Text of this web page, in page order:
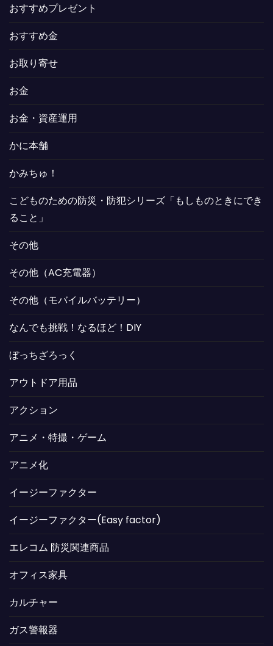
おすすめプレゼント
おすすめ金
お取り寄せ
お金
お金・資産運用
かに本舗
かみちゅ！
こどものための防災・防犯シリーズ「もしものときにでき
ること」
その他
その他（AC充電器）
その他（モバイルバッテリー）
なんでも挑戦！なるほど！DIY
ぼっちざろっく
アウトドア用品
アクション
アニメ・特撮・ゲーム
アニメ化
イージーファクター
イージーファクター(Easy factor)
エレコム 防災関連商品
オフィス家具
カルチャー
ガス警報器